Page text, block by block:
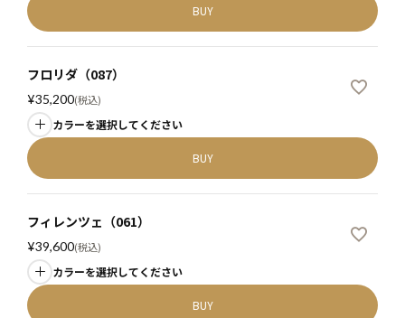
BUY
フロリダ（087）
¥35,200 税込
BUY
カラーを選択してください
フィレンツェ（061）
¥39,600 税込
BUY
カラーを選択してください